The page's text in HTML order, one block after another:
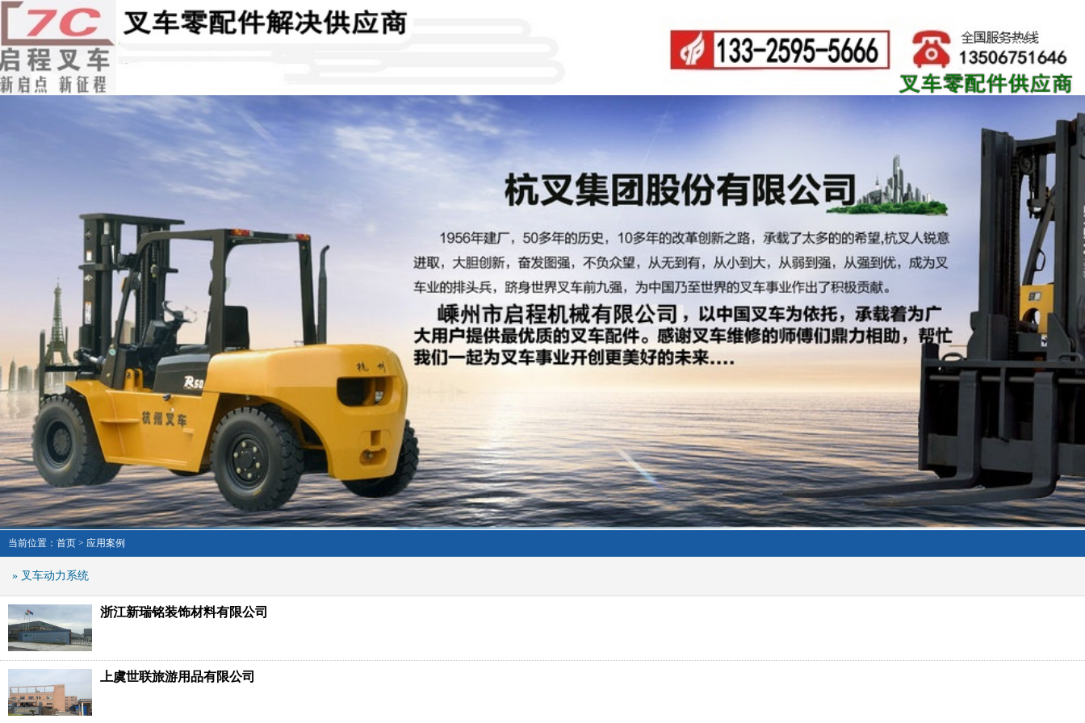
当前位置： 首页 > 应用案例
» 叉车动力系统
浙江新瑞铭装饰材料有限公司
上虞世联旅游用品有限公司